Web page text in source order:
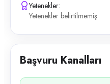
Yetenekler:
Yetenekler belirtilmemiş
Başvuru Kanalları